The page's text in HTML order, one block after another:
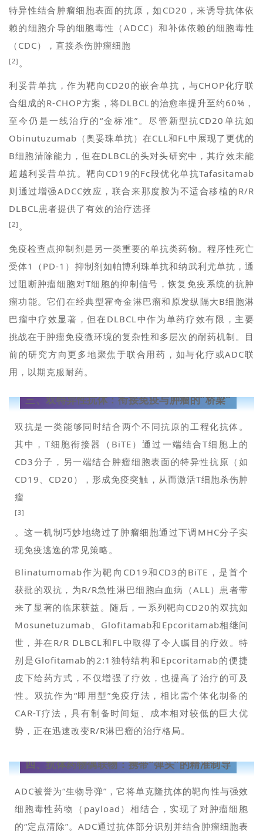
特异性结合肿瘤细胞表面的抗原，如CD20，来诱导抗体依
赖的细胞介导的细胞毒性（ADCC）和补体依赖的细胞毒性
（CDC），直接杀伤肿瘤细胞
[2] 。
利妥昔单抗，作为靶向CD20的嵌合单抗，与CHOP化疗联
合组成的R-CHOP方案，将DLBCL的治愈率提升至约60%，
至今仍是一线治疗的“金标准”。尽管新型抗CD20单抗如
Obinutuzumab（奥妥珠单抗）在CLL和FL中展现了更优的
B细胞清除能力，但在DLBCL的头对头研究中，其疗效未能
超越利妥昔单抗。靶向CD19的Fc段优化单抗Tafasitamab
则通过增强ADCC效应，联合来那度胺为不适合移植的R/R
DLBCL患者提供了有效的治疗选择
[2] 。
免疫检查点抑制剂是另一类重要的单抗类药物。程序性死亡
受体1（PD-1）抑制剂如帕博利珠单抗和纳武利尤单抗，通
过阻断肿瘤细胞对T细胞的抑制信号，恢复免疫系统的抗肿
瘤功能。它们在经典型霍奇金淋巴瘤和原发纵隔大B细胞淋
巴瘤中疗效显著，但在DLBCL中作为单药疗效有限，主要
挑战在于肿瘤免疫微环境的复杂性和多层次的耐药机制。目
前的研究方向更多地聚焦于联合用药，如与化疗或ADC联
用，以期克服耐药。
三、双特异性抗体：衔接免疫与肿瘤的“桥梁”
双抗是一类能够同时结合两个不同抗原的工程化抗体。
其中，T细胞衔接器（BiTE）通过一端结合T细胞上的
CD3分子，另一端结合肿瘤细胞表面的特异性抗原（如
CD19、CD20），形成免疫突触，从而激活T细胞杀伤肿
瘤
[3]
。这一机制巧妙地绕过了肿瘤细胞通过下调MHC分子实
现免疫逃逸的常见策略。
Blinatumomab作为靶向CD19和CD3的BiTE，是首个
获批的双抗，为R/R急性淋巴细胞白血病（ALL）患者带
来了显著的临床获益。随后，一系列靶向CD20的双抗如
Mosunetuzumab、Glofitamab和Epcoritamab相继问
世，并在R/R DLBCL和FL中取得了令人瞩目的疗效。特
别是Glofitamab的2:1独特结构和Epcoritamab的便捷
皮下给药方式，不仅增强了疗效，也提高了治疗的可及
性。双抗作为“即用型”免疫疗法，相比需个体化制备的
CAR-T疗法，具有制备时间短、成本相对较低的巨大优
势，正在迅速改变R/R淋巴瘤的治疗格局。
四、抗体药物偶联物：携带“弹头”的精准制导
ADC被誉为“生物导弹”，它将单克隆抗体的靶向性与强效
细胞毒性药物（payload）相结合，实现了对肿瘤细胞
的“定点清除”。ADC通过抗体部分识别并结合肿瘤细胞表